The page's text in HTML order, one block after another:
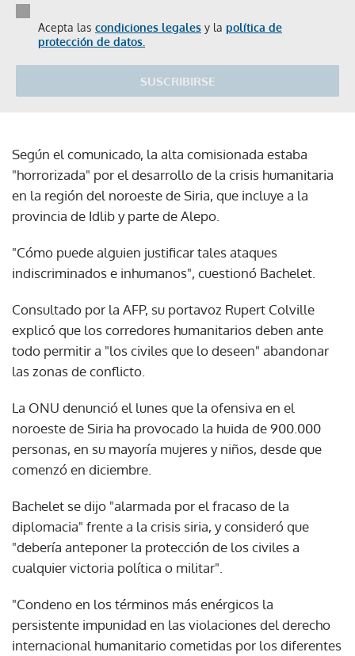
Acepta las condiciones legales y la política de
protección de datos.
SUSCRIBIRSE
Según el comunicado, la alta comisionada estaba
"horrorizada" por el desarrollo de la crisis humanitaria
en la región del noroeste de Siria, que incluye a la
provincia de Idlib y parte de Alepo.
"Cómo puede alguien justificar tales ataques
indiscriminados e inhumanos", cuestionó Bachelet.
Consultado por la AFP, su portavoz Rupert Colville
explicó que los corredores humanitarios deben ante
todo permitir a "los civiles que lo deseen" abandonar
las zonas de conflicto.
La ONU denunció el lunes que la ofensiva en el
noroeste de Siria ha provocado la huida de 900.000
personas, en su mayoría mujeres y niños, desde que
comenzó en diciembre.
Bachelet se dijo "alarmada por el fracaso de la
diplomacia" frente a la crisis siria, y consideró que
"debería anteponer la protección de los civiles a
cualquier victoria política o militar".
"Condeno en los términos más enérgicos la
persistente impunidad en las violaciones del derecho
internacional humanitario cometidas por los diferentes